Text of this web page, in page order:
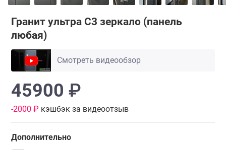
Гранит ультра С3 зеркало (панель
любая)
Смотреть видеообзор
45900 ₽
-2000 ₽ кэшбэк за видеоотзыв
Дополнительно